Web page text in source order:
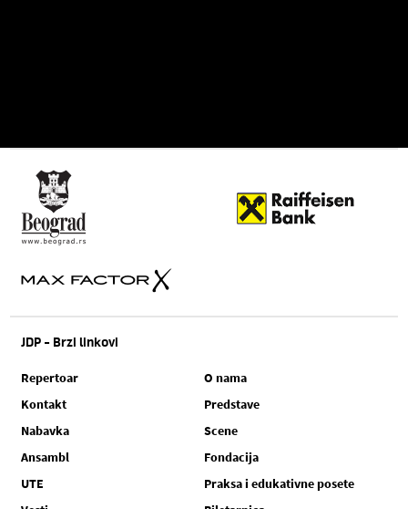
JDP - Brzi linkovi
Repertoar
O nama
Kontakt
Predstave
Nabavka
Scene
Ansambl
Fondacija
UTE
Praksa i edukativne posete